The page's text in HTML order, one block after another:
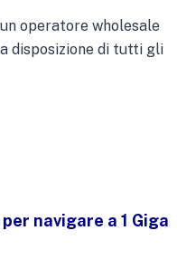
operatore wholesale
disposizione di tutti gli
navigare a 1 Giga